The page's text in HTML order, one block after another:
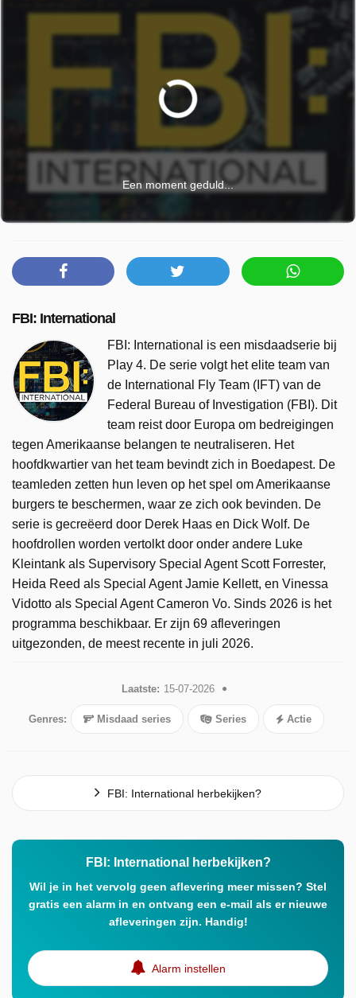
Een moment geduld...
FBI: International
FBI: International is een misdaadserie bij
Play 4. De serie volgt het elite team van
de International Fly Team (IFT) van de
Federal Bureau of Investigation (FBI). Dit
team reist door Europa om bedreigingen
tegen Amerikaanse belangen te neutraliseren. Het
hoofdkwartier van het team bevindt zich in Boedapest. De
teamleden zetten hun leven op het spel om Amerikaanse
burgers te beschermen, waar ze zich ook bevinden. De
serie is gecreëerd door Derek Haas en Dick Wolf. De
hoofdrollen worden vertolkt door onder andere Luke
Kleintank als Supervisory Special Agent Scott Forrester,
Heida Reed als Special Agent Jamie Kellett, en Vinessa
Vidotto als Special Agent Cameron Vo. Sinds 2026 is het
programma beschikbaar. Er zijn 69 afleveringen
uitgezonden, de meest recente in juli 2026.
Laatste: 15-07-2026
Genres: Misdaad series Series Actie
FBI: International herbekijken?
FBI: International herbekijken?
Wil je in het vervolg geen aflevering meer missen? Stel
gratis een alarm in en ontvang een e-mail als er nieuwe
afleveringen zijn. Handig!
Alarm instellen